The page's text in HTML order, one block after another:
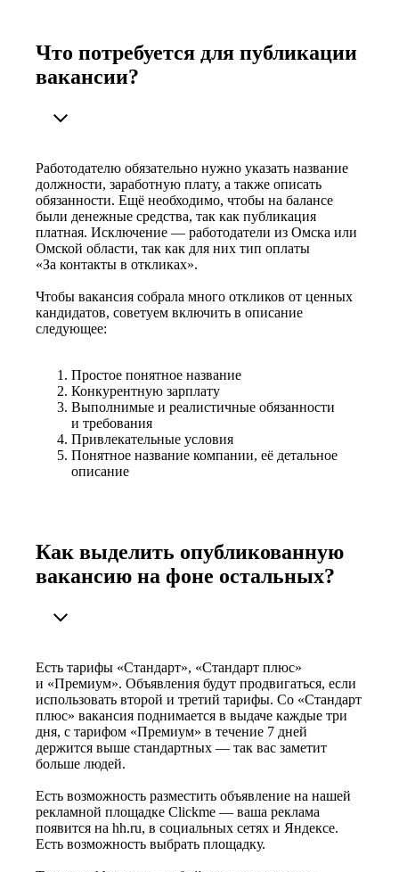
Что потребуется для публикации
вакансии?
Работодателю обязательно нужно указать название
должности, заработную плату, а также описать
обязанности. Ещё необходимо, чтобы на балансе
были денежные средства, так как публикация
платная. Исключение — работодатели из Омска или
Омской области, так как для них тип оплаты
«За контакты в откликах».
Чтобы вакансия собрала много откликов от ценных
кандидатов, советуем включить в описание
следующее:
Простое понятное название
Конкурентную зарплату
Выполнимые и реалистичные обязанности
и требования
Привлекательные условия
Понятное название компании, её детальное
описание
Как выделить опубликованную
вакансию на фоне остальных?
Есть тарифы «Стандарт», «Стандарт плюс»
и «Премиум». Объявления будут продвигаться, если
использовать второй и третий тарифы. Со «Стандарт
плюс» вакансия поднимается в выдаче каждые три
дня, с тарифом «Премиум» в течение 7 дней
держится выше стандартных — так вас заметит
больше людей.
Есть возможность разместить объявление на нашей
рекламной площадке Clickme — ваша реклама
появится на hh.ru, в социальных сетях и Яндексе.
Есть возможность выбрать площадку.